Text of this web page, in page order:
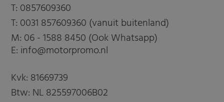
T: 0857609360
T: 0031 857609360 (vanuit buitenland)
M: 06 - 1588 8450 (Ook Whatsapp)
E: info@motorpromo.nl
Kvk: 81669739
Btw: NL 825597006B02